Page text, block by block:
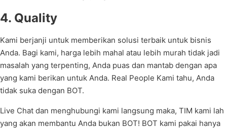
4. Quality
Kami berjanji untuk memberikan solusi terbaik untuk bisnis
Anda. Bagi kami, harga lebih mahal atau lebih murah tidak jadi
masalah yang terpenting, Anda puas dan mantab dengan apa
yang kami berikan untuk Anda. Real People Kami tahu, Anda
tidak suka dengan BOT.
Live Chat dan menghubungi kami langsung maka, TIM kami lah
yang akan membantu Anda bukan BOT! BOT kami pakai hanya